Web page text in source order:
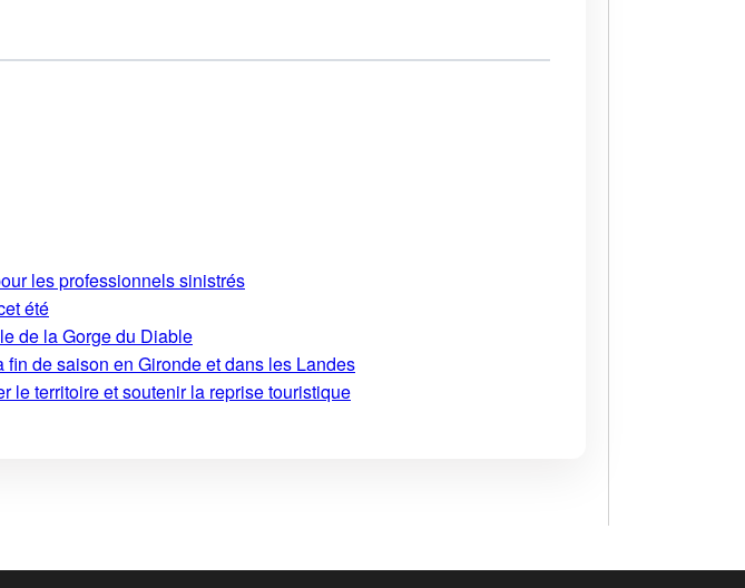
les professionnels sinistrés
été
de la Gorge du Diable
de saison en Gironde et dans les Landes
le territoire et soutenir la reprise touristique